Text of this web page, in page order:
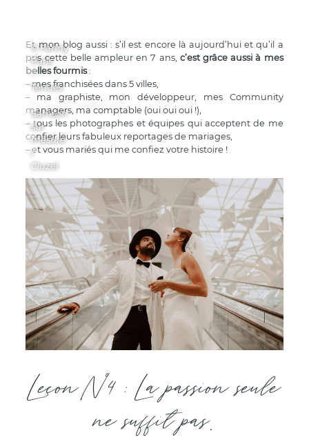
Et mon blog aussi : s’il est encore là aujourd’hui et qu’il a
pris cette belle ampleur en 7 ans, c’est grâce aussi à mes
belles fourmis:
– mes franchisées dans 5 villes,
– ma graphiste, mon développeur, mes Community
managers, ma comptable (oui oui oui !),
– tous les photographes et équipes qui acceptent de me
confier leurs fabuleux reportages de mariages,
– et vous mariés qui me confiez votre histoire !
© Fanny
Paris
-
Tenues
Samson
sur
mesure
/
Cluzel
Leçon N°4 : La passion seule
ne suffit pas.